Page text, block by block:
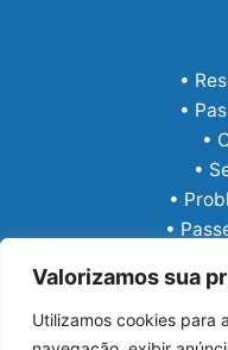
Valorizamos sua
Utilizamos cookies para
•
•
•
•
•
•